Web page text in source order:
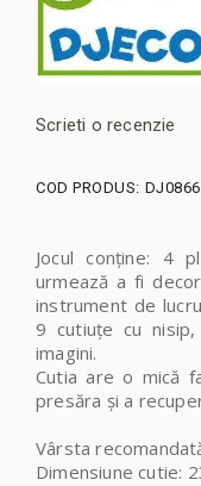
Scrieti o recenzie
COD PRODUS:
Jocul conține: 4
urmează a fi
instrument de
9 cutiuțe cu
imagini.
Cutia are o mică
presăra şi a
Vârsta
Dimensiune cutie: